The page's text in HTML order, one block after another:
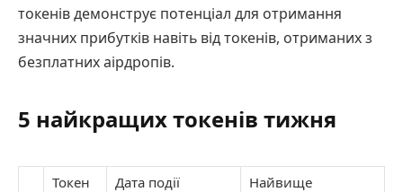
токенів демонструє потенціал для отримання
значних прибутків навіть від токенів, отриманих з
безплатних аірдропів.
5 найкращих токенів тижня
Токен Дата події
Найвище